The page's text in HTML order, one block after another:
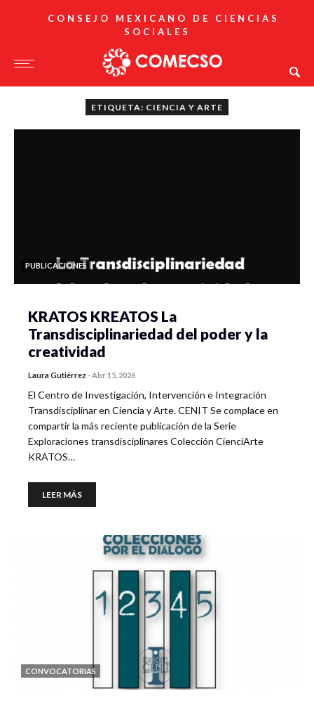
CONSEJO MEXICANO DE CIENCIAS
SOCIALES
ETIQUETA: CIENCIA Y ARTE
PUBLICACIONES
KRATOS KREATOS La
Transdisciplinariedad del poder y la
creatividad
Laura Gutiérrez -Abr 15, 2026
El Centro de Investigación, Intervención e Integración
Transdisciplinar en Ciencia y Arte. CENIT Se complace en
compartir la más reciente publicación de la Serie
Exploraciones transdisciplinares Colección CienciArte
KRATOS…
LEER MÁS
CONVOCATORIAS